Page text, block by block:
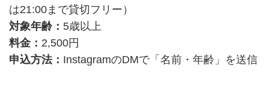
は21:00まで貸切フリー）
対象年齢： 5歳以上
料金： 2,500円
申込方法： InstagramのDMで「名前・年齢」を送信